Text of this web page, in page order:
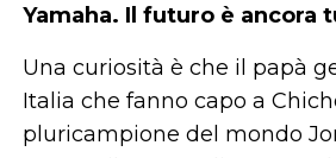
Yamaha. Il futuro è
Una curiosità è che il papà
Italia che fanno capo a
pluricampione del mondo